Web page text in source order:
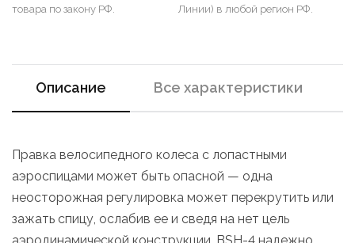
товара по закону РФ. Линии) в любой регион РФ.
Описание Все характеристики
Правка велосипедного колеса с лопастными
аэроспицами может быть опасной — одна
неосторожная регулировка может перекрутить или
зажать спицу, ослабив ее и сведя на нет цель